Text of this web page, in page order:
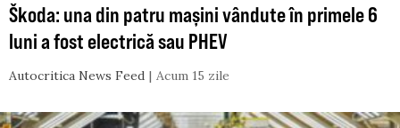
Škoda: una din patru mașini vândute în primele 6
luni a fost electrică sau PHEV
Autocritica News Feed Acum 15 zile